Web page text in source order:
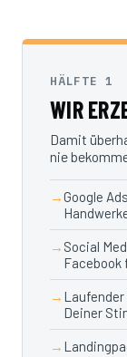
HÄLFTE 1
WIR
Damit
nie
Google
Social
Facebook
Deiner